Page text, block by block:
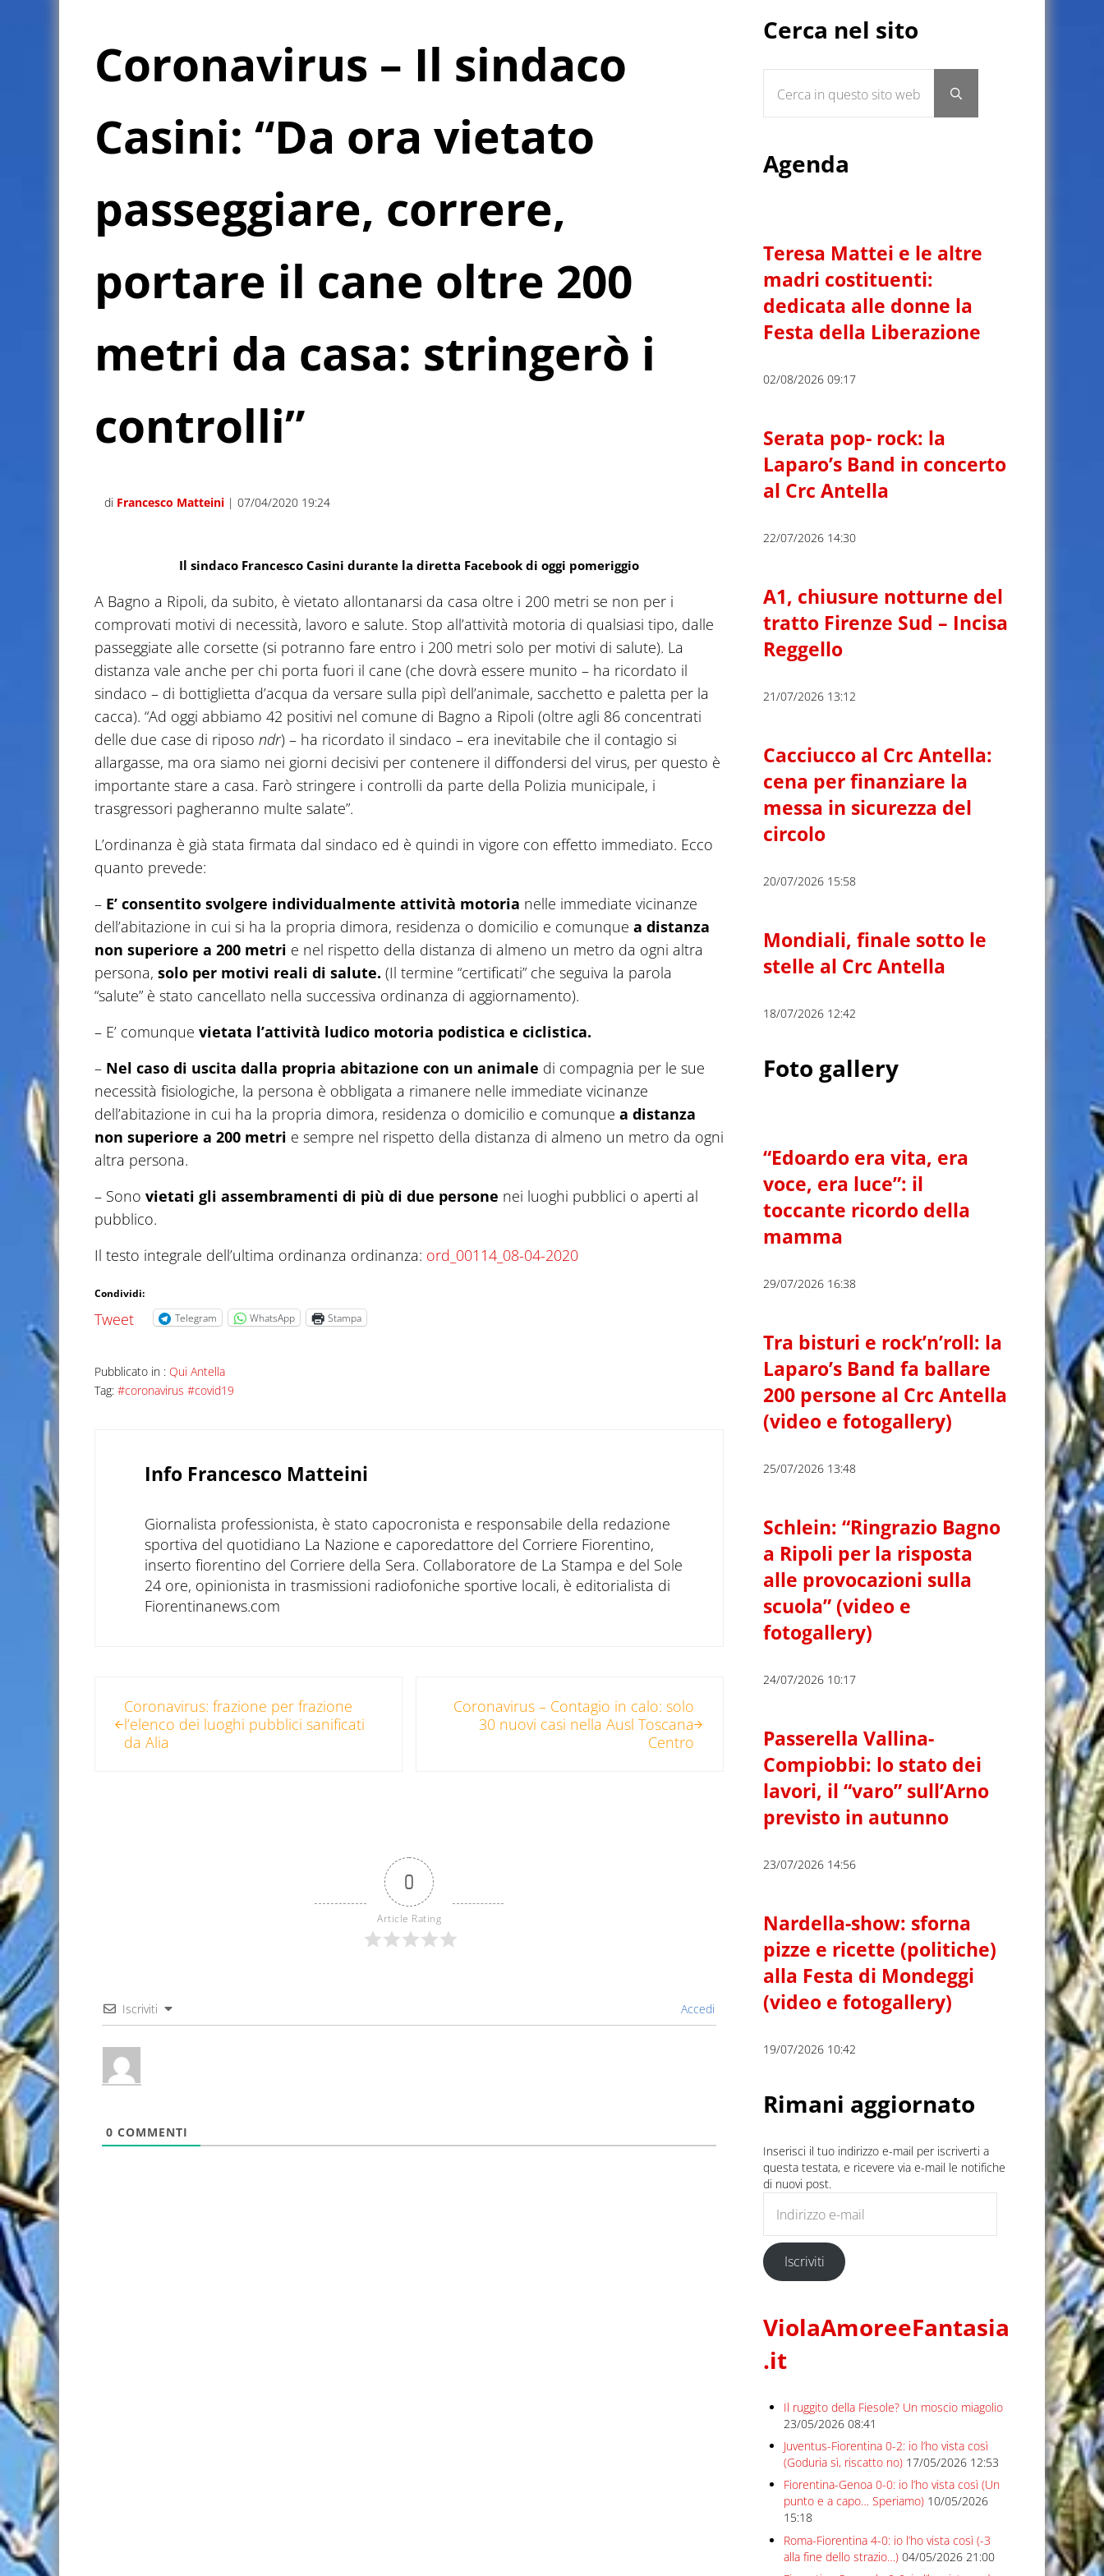
Coronavirus – Il sindaco
Casini: “Da ora vietato
passeggiare, correre,
portare il cane oltre 200
metri da casa: stringerò i
controlli”
di Francesco Matteini | 07/04/2020 19:24
Il sindaco Francesco Casini durante la diretta Facebook di oggi pomeriggio
A Bagno a Ripoli, da subito, è vietato allontanarsi da casa oltre i 200 metri se non per i
comprovati motivi di necessità, lavoro e salute. Stop all’attività motoria di qualsiasi tipo, dalle
passeggiate alle corsette (si potranno fare entro i 200 metri solo per motivi di salute). La
distanza vale anche per chi porta fuori il cane (che dovrà essere munito – ha ricordato il
sindaco – di bottiglietta d’acqua da versare sulla pipì dell’animale, sacchetto e paletta per la
cacca). “Ad oggi abbiamo 42 positivi nel comune di Bagno a Ripoli (oltre agli 86 concentrati
delle due case di riposo ndr) – ha ricordato il sindaco – era inevitabile che il contagio si
allargasse, ma ora siamo nei giorni decisivi per contenere il diffondersi del virus, per questo è
importante stare a casa. Farò stringere i controlli da parte della Polizia municipale, i
trasgressori pagheranno multe salate”.
L’ordinanza è già stata firmata dal sindaco ed è quindi in vigore con effetto immediato. Ecco
quanto prevede:
– E’ consentito svolgere individualmente attività motoria nelle immediate vicinanze
dell’abitazione in cui si ha la propria dimora, residenza o domicilio e comunque a distanza
non superiore a 200 metri e nel rispetto della distanza di almeno un metro da ogni altra
persona, solo per motivi reali di salute. (Il termine “certificati” che seguiva la parola
“salute” è stato cancellato nella successiva ordinanza di aggiornamento).
– E’ comunque vietata l’attività ludico motoria podistica e ciclistica.
– Nel caso di uscita dalla propria abitazione con un animale di compagnia per le sue
necessità fisiologiche, la persona è obbligata a rimanere nelle immediate vicinanze
dell’abitazione in cui ha la propria dimora, residenza o domicilio e comunque a distanza
non superiore a 200 metri e sempre nel rispetto della distanza di almeno un metro da ogni
altra persona.
– Sono vietati gli assembramenti di più di due persone nei luoghi pubblici o aperti al
pubblico.
Il testo integrale dell’ultima ordinanza ordinanza: ord_00114_08-04-2020
Condividi:
Tweet Telegram WhatsApp Stampa
Pubblicato in : Qui Antella
Tag: #coronavirus #covid19
Info Francesco Matteini
Giornalista professionista, è stato capocronista e responsabile della redazione
sportiva del quotidiano La Nazione e caporedattore del Corriere Fiorentino,
inserto fiorentino del Corriere della Sera. Collaboratore de La Stampa e del Sole
24 ore, opinionista in trasmissioni radiofoniche sportive locali, è editorialista di
Fiorentinanews.com
Coronavirus: frazione per frazione
l’elenco dei luoghi pubblici sanificati
da Alia
Coronavirus – Contagio in calo: solo
30 nuovi casi nella Ausl Toscana
Centro
0
Article Rating
Iscriviti Accedi
0 COMMENTI
Cerca nel sito
Submit search
Agenda
Teresa Mattei e le altre
madri costituenti:
dedicata alle donne la
Festa della Liberazione
02/08/2026 09:17
Serata pop- rock: la
Laparo’s Band in concerto
al Crc Antella
22/07/2026 14:30
A1, chiusure notturne del
tratto Firenze Sud – Incisa
Reggello
21/07/2026 13:12
Cacciucco al Crc Antella:
cena per finanziare la
messa in sicurezza del
circolo
20/07/2026 15:58
Mondiali, finale sotto le
stelle al Crc Antella
18/07/2026 12:42
Foto gallery
“Edoardo era vita, era
voce, era luce”: il
toccante ricordo della
mamma
29/07/2026 16:38
Tra bisturi e rock’n’roll: la
Laparo’s Band fa ballare
200 persone al Crc Antella
(video e fotogallery)
25/07/2026 13:48
Schlein: “Ringrazio Bagno
a Ripoli per la risposta
alle provocazioni sulla
scuola” (video e
fotogallery)
24/07/2026 10:17
Passerella Vallina-
Compiobbi: lo stato dei
lavori, il “varo” sull’Arno
previsto in autunno
23/07/2026 14:56
Nardella-show: sforna
pizze e ricette (politiche)
alla Festa di Mondeggi
(video e fotogallery)
19/07/2026 10:42
Rimani aggiornato
Inserisci il tuo indirizzo e-mail per iscriverti a
questa testata, e ricevere via e-mail le notifiche
di nuovi post.
Iscriviti
ViolaAmoreeFantasia
.it
Il ruggito della Fiesole? Un moscio miagolio
23/05/2026 08:41
Juventus-Fiorentina 0-2: io l’ho vista così
(Goduria sì, riscatto no) 17/05/2026 12:53
Fiorentina-Genoa 0-0: io l’ho vista così (Un
punto e a capo… Speriamo) 10/05/2026
15:18
Roma-Fiorentina 4-0: io l’ho vista così (-3
alla fine dello strazio…) 04/05/2026 21:00